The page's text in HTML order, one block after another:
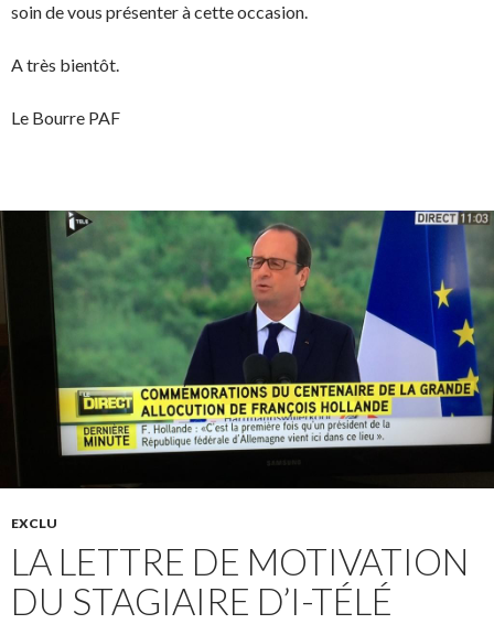
soin de vous présenter à cette occasion.
A très bientôt.
Le Bourre PAF
EXCLU
LA LETTRE DE MOTIVATION
DU STAGIAIRE D’I-TÉLÉ